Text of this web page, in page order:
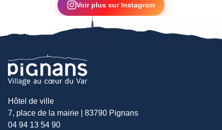
Voir plus sur Instagram
Hôtel de ville
7, place de la mairie | 83790 Pignans
04 94 13 54 90